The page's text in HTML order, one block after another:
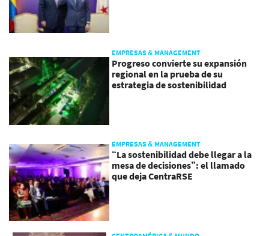
EMPRESAS & MANAGEMENT
Progreso convierte su expansión
regional en la prueba de su
estrategia de sostenibilidad
EMPRESAS & MANAGEMENT
“La sostenibilidad debe llegar a la
mesa de decisiones”: el llamado
que deja CentraRSE